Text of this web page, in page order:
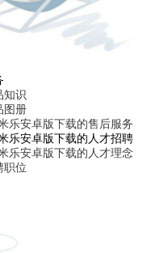
知识
图册
乐安卓版下载的售后服务
乐安卓版下载的人才招聘
乐安卓版下载的人才理念
职位